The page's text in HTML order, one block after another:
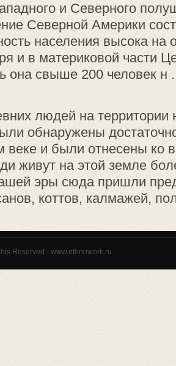
и Северного
Северной Америки
населения высока на
и в материковой части
она свыше 200 человек н
людей на территории
обнаружены
веке и были отнесены ко
живут на этой земле
эры сюда пришли
коттов, калмажей,
Reserved - www.ethnowork.ru